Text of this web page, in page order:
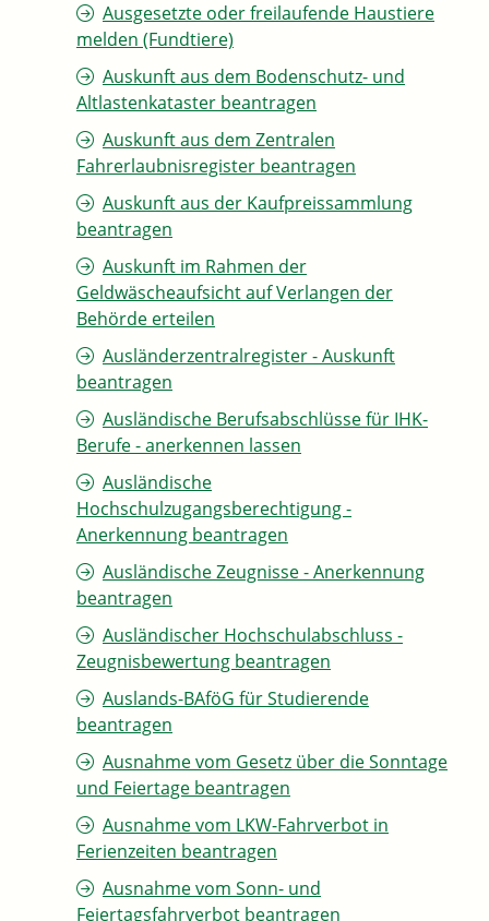
Ausgesetzte oder freilaufende Haustiere
melden (Fundtiere)
Auskunft aus dem Bodenschutz- und
Altlastenkataster beantragen
Auskunft aus dem Zentralen
Fahrerlaubnisregister beantragen
Auskunft aus der Kaufpreissammlung
beantragen
Auskunft im Rahmen der
Geldwäscheaufsicht auf Verlangen der
Behörde erteilen
Ausländerzentralregister - Auskunft
beantragen
Ausländische Berufsabschlüsse für IHK-
Berufe - anerkennen lassen
Ausländische
Hochschulzugangsberechtigung -
Anerkennung beantragen
Ausländische Zeugnisse - Anerkennung
beantragen
Ausländischer Hochschulabschluss -
Zeugnisbewertung beantragen
Auslands-BAföG für Studierende
beantragen
Ausnahme vom Gesetz über die Sonntage
und Feiertage beantragen
Ausnahme vom LKW-Fahrverbot in
Ferienzeiten beantragen
Ausnahme vom Sonn- und
Feiertagsfahrverbot beantragen